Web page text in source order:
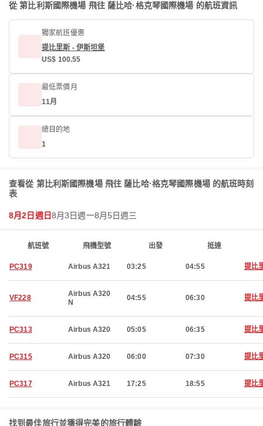
從 第比利斯國際機場 飛往 薩比哈·格克琴國際機場 的航班資訊
獨家航班優惠
提比里斯 - 伊斯坦堡
US$ 100.55
最低票價月
11月
總目的地
1
查看從 第比利斯國際機場 飛往 薩比哈·格克琴國際機場 的航班時刻
表
8月2日週日8月3日週一8月5日週三
航班號 飛機型號 出發 抵達
PC319 Airbus A321 03:25 04:55 提比
VF228
Airbus A320
N
04:55 06:30 提比
PC313 Airbus A320 05:05 06:35 提比
PC315 Airbus A320 06:00 07:30 提比
PC317 Airbus A321 17:25 18:55 提比
找到最佳旅行並獲得完美的旅行體驗